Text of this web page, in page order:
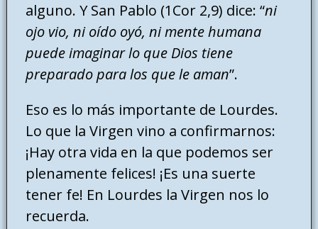
alguno. Y San Pablo (1Cor 2,9) dice: “ni
ojo vio, ni oído oyó, ni mente humana
puede imaginar lo que Dios tiene
preparado para los que le aman”.
Eso es lo más importante de Lourdes.
Lo que la Virgen vino a confirmarnos:
¡Hay otra vida en la que podemos ser
plenamente felices! ¡Es una suerte
tener fe! En Lourdes la Virgen nos lo
recuerda.